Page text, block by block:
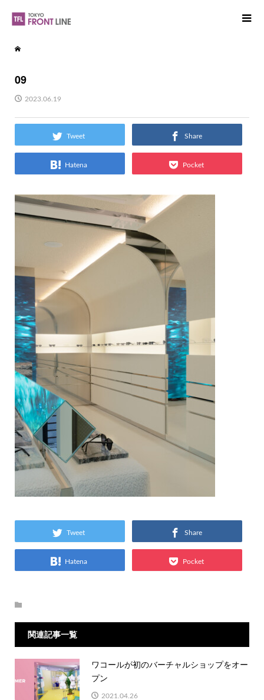
09
2023.06.19
Tweet Share
Hatena Pocket
Tweet Share
Hatena Pocket
関連記事一覧
ワコールが初のバーチャルショップをオー
プン
2021.04.26